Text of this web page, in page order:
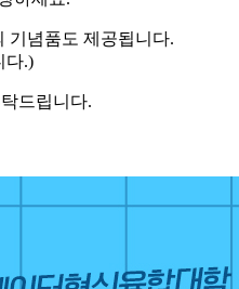
기념품도 제공됩니다.
다.)
드립니다.